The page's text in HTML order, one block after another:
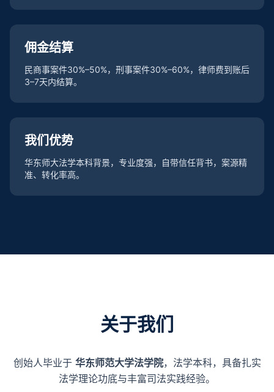
佣金结算
民商事案件30%–50%，刑事案件30%–60%，律师费到账后
3–7天内结算。
我们优势
华东师大法学本科背景，专业度强，自带信任背书，案源精
准、转化率高。
关于我们
创始人毕业于 华东师范大学法学院，法学本科，具备扎实
法学理论功底与丰富司法实践经验。